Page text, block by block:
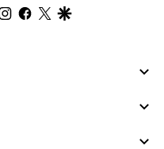
footer
instagram
facebook
twitter